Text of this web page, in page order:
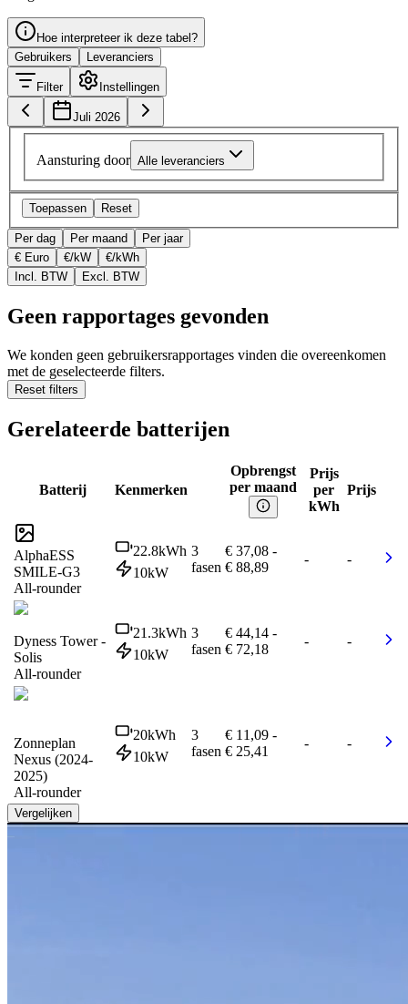
Hoe interpreteer ik deze tabel?
Gebruikers
Leveranciers
Filter Instellingen
Juli 2026
Aansturing door Alle leveranciers
Toepassen Reset
Per dag Per maand
Per jaar
€ Euro
€/kW
€/kWh
Incl. BTW
Excl. BTW
Geen rapportages gevonden
We konden geen gebruikersrapportages vinden die overeenkomen
met de geselecteerde filters.
Reset filters
Gerelateerde batterijen
Batterij Kenmerken
Opbrengst
per maand
Prijs
per
kWh
Prijs
AlphaESS
SMILE-G3
All-rounder
22.8kWh
10kW
3
fasen
€ 37,08 -
€ 88,89
- -
Dyness Tower -
Solis
All-rounder
21.3kWh
10kW
3
fasen
€ 44,14 -
€ 72,18
- -
Zonneplan
Nexus (2024-
2025)
All-rounder
20kWh
10kW
3
fasen
€ 11,09 -
€ 25,41
- -
Vergelijken